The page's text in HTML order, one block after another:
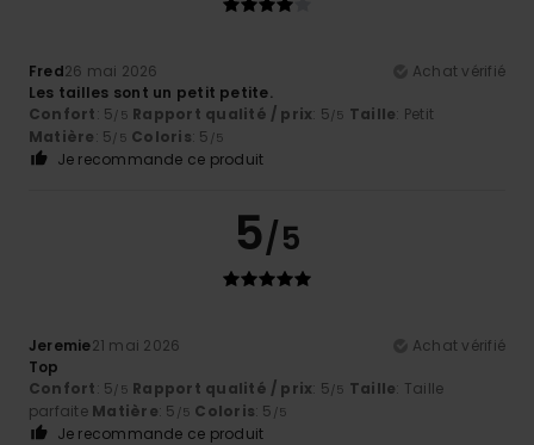
Fred26 mai 2026
Achat vérifié
Les tailles sont un petit petite.
Confort: 5 /5 Rapport qualité / prix: 5 /5 Taille: Petit
Matière: 5 /5 Coloris: 5 /5
Je recommande ce produit
5/5
Jeremie21 mai 2026
Achat vérifié
Top
Confort: 5 /5 Rapport qualité / prix: 5 /5 Taille: Taille
parfaite Matière: 5 /5 Coloris: 5 /5
Je recommande ce produit